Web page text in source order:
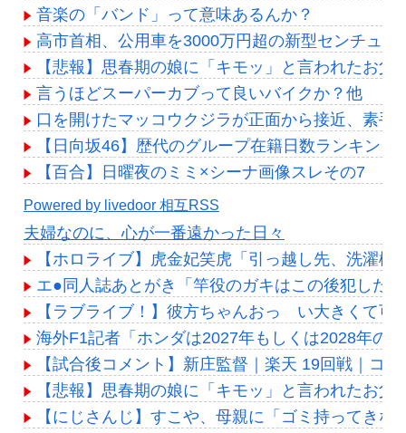
音楽の「バンド」って意味あるんか？
高市首相、公用車を3000万円超の新型センチュ
【悲報】思春期の娘に「キモッ」と言われたお
言うほどスーパーカブって良いバイクか？他
口を開けたマッコウクジラが正面から接近、素
【日向坂46】歴代のグループ在籍日数ランキン
【百合】日曜夜のミミ×シーナ画像スレその7
Powered by livedoor 相互RSS
夫婦なのに、心が一番遠かった日々
【ホロライブ】虎金妃笑虎「引っ越し先、洗濯
エ●同人誌あとがき「竿役のガキはこの後犯した
【ラブライブ！】彼方ちゃんおっ い大きくて
海外F1記者「ホンダは2027年もしくは2028年の
【試合後コメント】新庄監督｜楽天 19回戦｜コ
【悲報】思春期の娘に「キモッ」と言われたお
【にじさんじ】すこや、母親に「ゴミ持ってき